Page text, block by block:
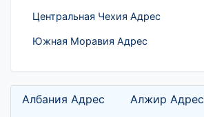
Центральная Чехия Адрес
Южная Моравия Адрес
Албания Адрес Алжир Адрес